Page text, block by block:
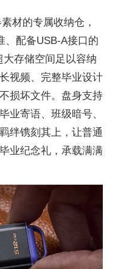
材的专属收纳仓，
、配备USB-A接口的
大存储空间足以容纳
视频、完整毕业设计
损坏文件。盘身支持
业寄语、班级暗号、
绊镌刻其上，让普通
业纪念礼，承载满满